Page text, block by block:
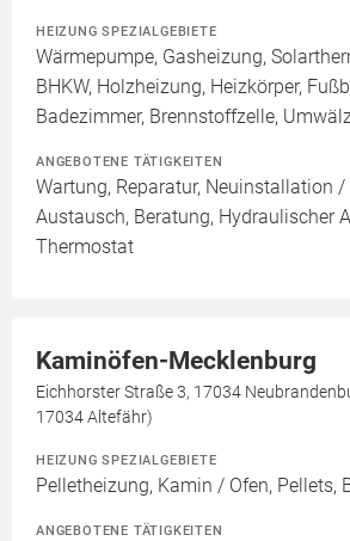
HEIZUNG SPEZIALGEBIETE
Wärmepumpe, Gasheizung,
BHKW, Holzheizung, Heizkörper,
Badezimmer, Brennstoffzelle,
ANGEBOTENE TÄTIGKEITEN
Wartung, Reparatur, Neuinstallation /
Austausch, Beratung, Hydraulischer
Thermostat
Kaminöfen-Mecklenburg
Eichhorster Straße 3, 17034
17034 Altefähr)
HEIZUNG SPEZIALGEBIETE
Pelletheizung, Kamin / Ofen, Pellets,
ANGEBOTENE TÄTIGKEITEN